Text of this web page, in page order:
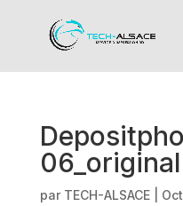
06_original
par TECH-ALSACE|